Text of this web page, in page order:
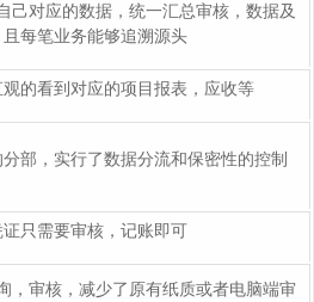
己对应的数据，统一汇总审核，数据及
每笔业务能够追溯源头
的看到对应的项目报表，应收等
部，实行了数据分流和保密性的控制
只需要审核，记账即可
，审核，减少了原有纸质或者电脑端审